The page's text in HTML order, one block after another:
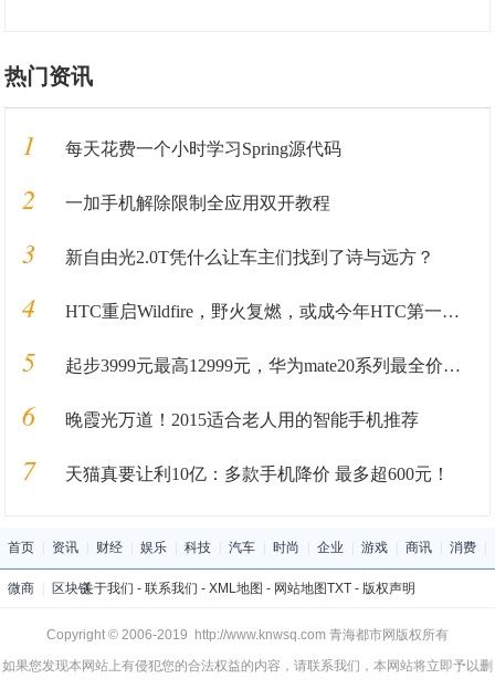
热门资讯
1 每天花费一个小时学习Spring源代码
2 一加手机解除限制全应用双开教程
3 新自由光2.0T凭什么让车主们找到了诗与远方？
4 HTC重启Wildfire，野火复燃，或成今年HTC第一部新机
5 起步3999元最高12999元，华为mate20系列最全价格奉上
6 晚霞光万道！2015适合老人用的智能手机推荐
7 天猫真要让利10亿：多款手机降价 最多超600元！
首页 资讯 财经 娱乐 科技 汽车 时尚 企业 游戏 商讯 消费
微商 区块链关于我们 - 联系我们 - XML地图 - 网站地图TXT- 版权声明
Copyright © 2006-2019 http://www.knwsq.com 青海都市网版权所有
如果您发现本网站上有侵犯您的合法权益的内容，请联系我们，本网站将立即予以删